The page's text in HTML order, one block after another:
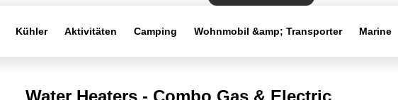
Kühler Aktivitäten Camping Wohnmobil &amp; Transporter Marine
Water Heaters - Combo Gas & Electric